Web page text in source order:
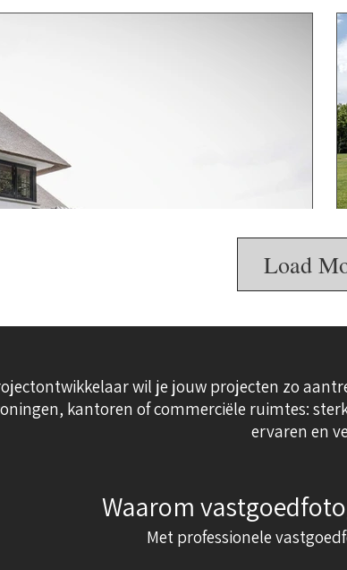
Load
wil je jouw projecten zo
kantoren of commerciële ruimtes:
ervaren en
Waarom
Met professionele